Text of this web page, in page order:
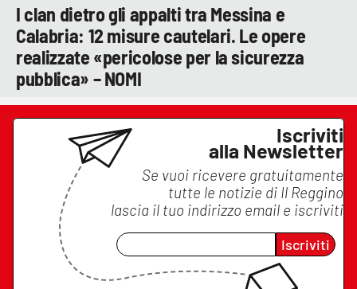
I clan dietro gli appalti tra Messina e
Calabria: 12 misure cautelari. Le opere
realizzate «pericolose per la sicurezza
pubblica» – NOMI
Iscriviti
alla Newsletter
Se vuoi ricevere gratuitamente
tutte le notizie di Il Reggino
lascia il tuo indirizzo email e iscriviti
Iscriviti